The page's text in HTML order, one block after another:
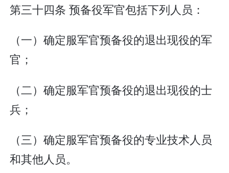
第三十四条 预备役军官包括下列人员：
（一）确定服军官预备役的退出现役的军
官；
（二）确定服军官预备役的退出现役的士
兵；
（三）确定服军官预备役的专业技术人员
和其他人员。